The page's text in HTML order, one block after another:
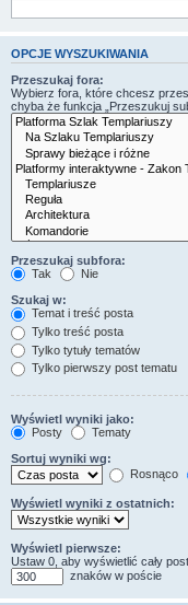
OPCJE WYSZUKIWANIA
Przeszukaj fora:
Wybierz fora, które chcesz
chyba że funkcja „Przeszukuj
Przeszukaj subfora:
Tak
Nie
Szukaj w:
Temat i treść posta
Tylko treść posta
Tylko tytuły tematów
Tylko pierwszy post tematu
Wyświetl wyniki jako:
Posty
Tematy
Sortuj wyniki wg:
Rosnąco
Wyświetl wyniki z ostatnich:
Wyświetl pierwsze:
Ustaw 0, aby wyświetlić cały post.
znaków w poście